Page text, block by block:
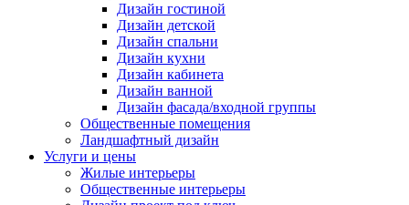
Дизайн гостиной
Дизайн детской
Дизайн спальни
Дизайн кухни
Дизайн кабинета
Дизайн ванной
Дизайн фасада/входной группы
Общественные помещения
Ландшафтный дизайн
Услуги и цены
Жилые интерьеры
Общественные интерьеры